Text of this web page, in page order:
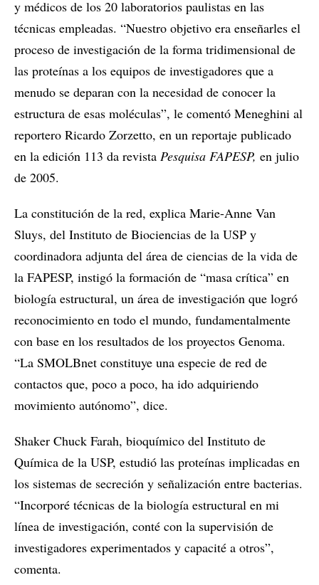
y médicos de los 20 laboratorios paulistas en las
técnicas empleadas. “Nuestro objetivo era enseñarles el
proceso de investigación de la forma tridimensional de
las proteínas a los equipos de investigadores que a
menudo se deparan con la necesidad de conocer la
estructura de esas moléculas”, le comentó Meneghini al
reportero Ricardo Zorzetto, en un reportaje publicado
en la edición 113 da revista Pesquisa FAPESP, en julio
de 2005.
La constitución de la red, explica Marie-Anne Van
Sluys, del Instituto de Biociencias de la USP y
coordinadora adjunta del área de ciencias de la vida de
la FAPESP, instigó la formación de “masa crítica” en
biología estructural, un área de investigación que logró
reconocimiento en todo el mundo, fundamentalmente
con base en los resultados de los proyectos Genoma.
“La SMOLBnet constituye una especie de red de
contactos que, poco a poco, ha ido adquiriendo
movimiento autónomo”, dice.
Shaker Chuck Farah, bioquímico del Instituto de
Química de la USP, estudió las proteínas implicadas en
los sistemas de secreción y señalización entre bacterias.
“Incorporé técnicas de la biología estructural en mi
línea de investigación, conté con la supervisión de
investigadores experimentados y capacité a otros”,
comenta.